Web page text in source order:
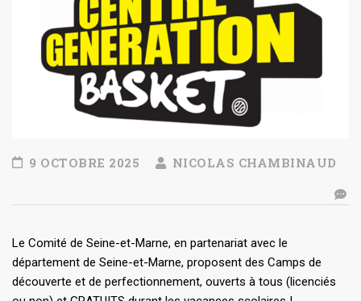
9 OCTOBRE 2025 NICOLAS CHAMBINAUD
Le Comité de Seine-et-Marne, en partenariat avec le
département de Seine-et-Marne, proposent des Camps de
découverte et de perfectionnement, ouverts à tous (licenciés